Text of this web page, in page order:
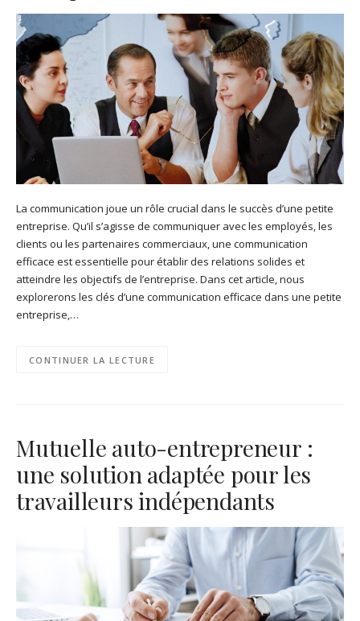
La communication joue un rôle crucial dans le succès d’une petite
entreprise. Qu’il s’agisse de communiquer avec les employés, les
clients ou les partenaires commerciaux, une communication
efficace est essentielle pour établir des relations solides et
atteindre les objectifs de l’entreprise. Dans cet article, nous
explorerons les clés d’une communication efficace dans une petite
entreprise,…
CONTINUER LA LECTURE
Mutuelle auto-entrepreneur :
une solution adaptée pour les
travailleurs indépendants